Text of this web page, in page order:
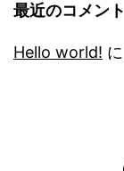
最近のコメント
Hello world! に